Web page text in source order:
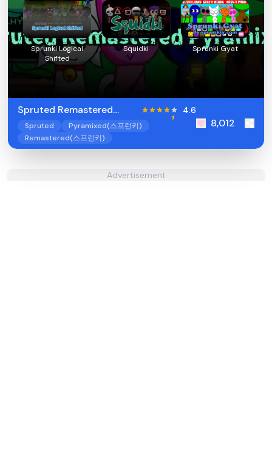
Sprunki Logical
Shifted
Squidki Sprunki Gyat
Spruted Remastered
Pyramixed
4.6
Spruted
Pyramixed(스프런키)
Remastered(스프런키)
8,012
Advertisement